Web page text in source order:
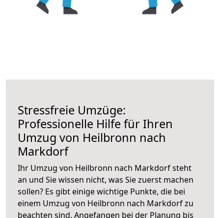
Stressfreie Umzüge:
Professionelle Hilfe für Ihren
Umzug von Heilbronn nach
Markdorf
Ihr Umzug von Heilbronn nach Markdorf steht
an und Sie wissen nicht, was Sie zuerst machen
sollen? Es gibt einige wichtige Punkte, die bei
einem Umzug von Heilbronn nach Markdorf zu
beachten sind. Angefangen bei der Planung bis